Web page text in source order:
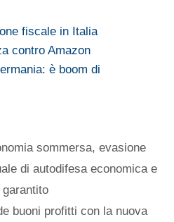
fiscale in Italia
contro Amazon
è boom di
sommersa,evasione
di autodifesa economica e
buoni profitti con la nuova